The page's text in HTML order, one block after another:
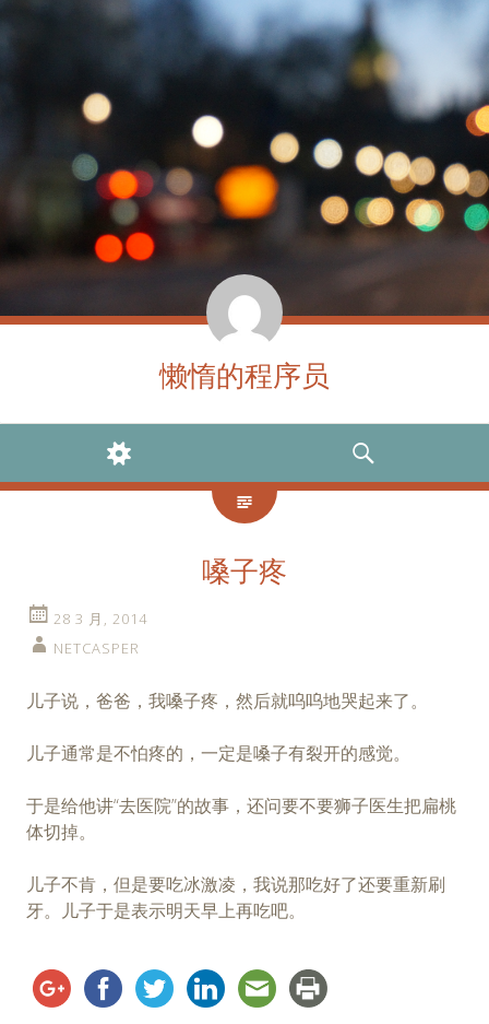
懒惰的程序员
WIDGETS
SEARCH
嗓子疼
28 3 月, 2014
NETCASPER
儿子说，爸爸，我嗓子疼，然后就呜呜地哭起来了。
儿子通常是不怕疼的，一定是嗓子有裂开的感觉。
于是给他讲“去医院”的故事，还问要不要狮子医生把扁桃
体切掉。
儿子不肯，但是要吃冰激凌，我说那吃好了还要重新刷
牙。儿子于是表示明天早上再吃吧。